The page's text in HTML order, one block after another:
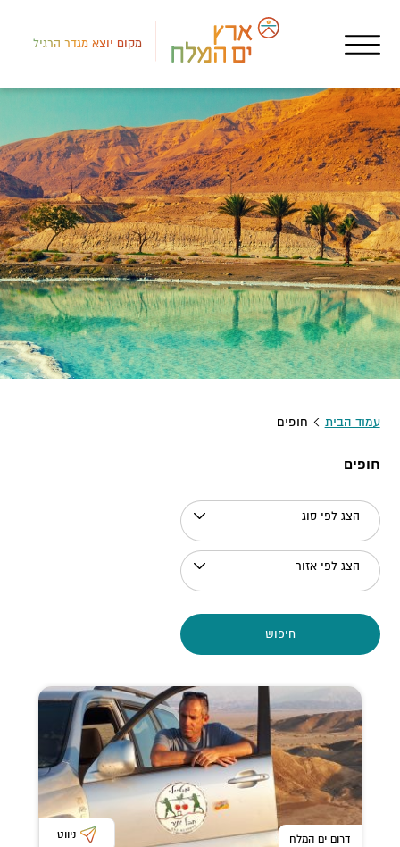
מקום יוצא מגדר הרגיל
עמוד הבית חופים
חופים
הצג לפי סוג
הצג לפי אזור
חיפוש
דרום ים המלח ניווט